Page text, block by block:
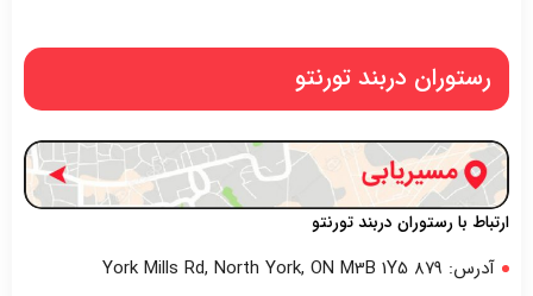
رستوران دربند تورنتو
ارتباط با رستوران دربند تورنتو
آدرس: ۸۷۹ York Mills Rd, North York, ON M3B 1Y5